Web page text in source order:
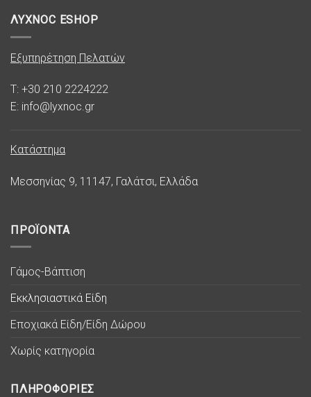
ΛΥΧΝΟC ESHOP
Εξυπηρέτηση Πελατών
T: +30 210 2224222
E: info@lyxnoc.gr
Κατάστημα
Μεσσηνίας 9, 11147, Γαλάτσι, Ελλάδα
ΠΡΟΪΟΝΤΑ
Γάμος-Βάπτιση
Εκκλησιαστικά Είδη
Εποχιακά Είδη/Είδη Δώρου
Χωρίς κατηγορία
ΠΛΗΡΟΦΟΡΙΕΣ